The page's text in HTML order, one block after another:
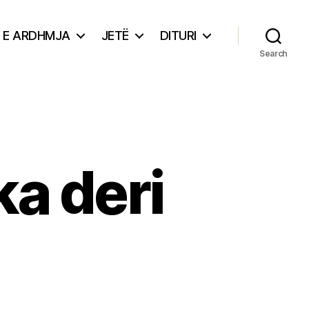
E ARDHMJA JETË DITURI
Search
deri